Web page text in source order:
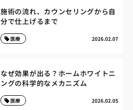
施術の流れ、カウンセリングから自
分で仕上げるまで
2026.02.07
医療
なぜ効果が出る？ホームホワイトニ
ングの科学的なメカニズム
2026.02.05
医療